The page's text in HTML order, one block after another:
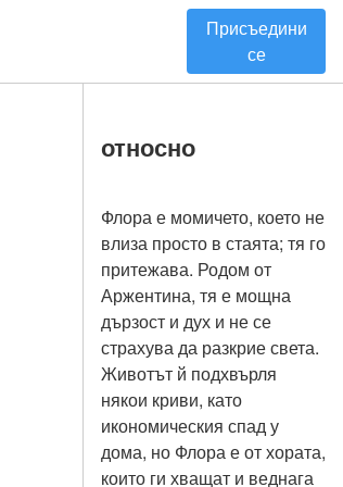
Присъедини
се
относно
Флора е момичето, което не
влиза просто в стаята; тя го
притежава. Родом от
Аржентина, тя е мощна
дързост и дух и не се
страхува да разкрие света.
Животът й подхвърля
някои криви, като
икономическия спад у
дома, но Флора е от хората,
които ги хващат и веднага